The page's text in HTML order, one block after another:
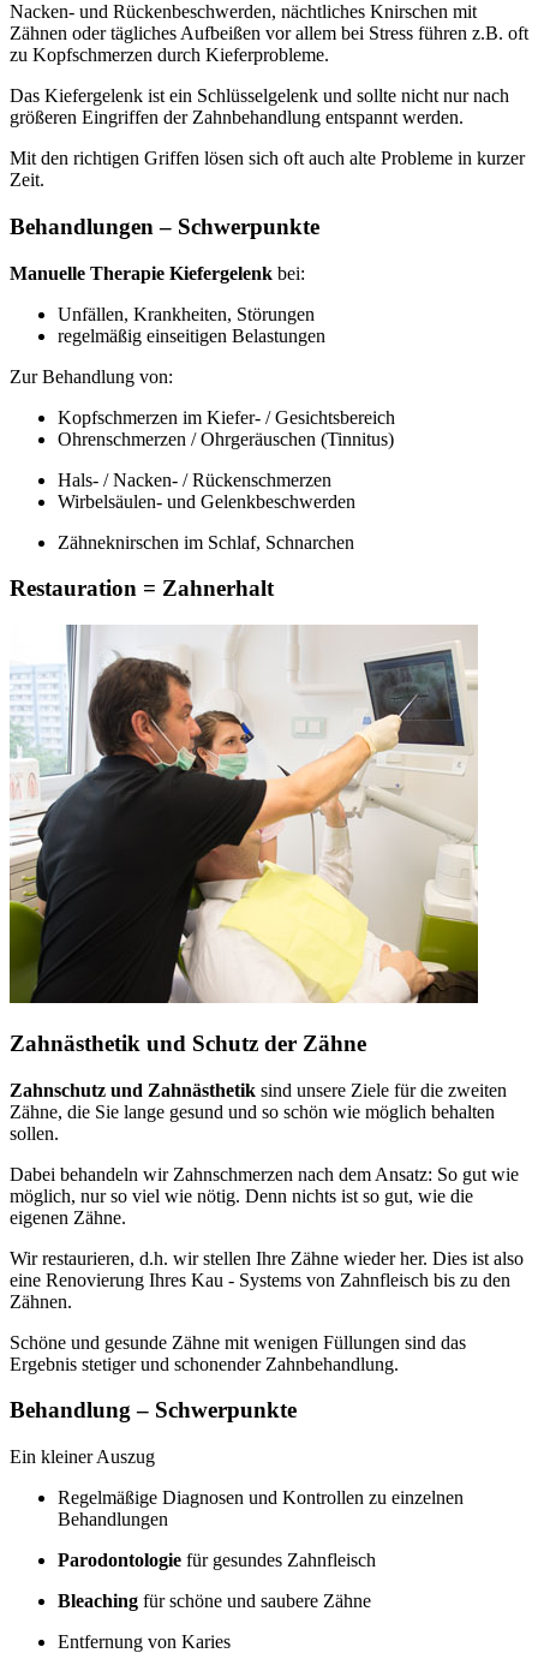
Nacken- und Rückenbeschwerden, nächtliches Knirschen mit
Zähnen oder tägliches Aufbeißen vor allem bei Stress führen z.B. oft
zu Kopfschmerzen durch Kieferprobleme.
Das Kiefergelenk ist ein Schlüsselgelenk und sollte nicht nur nach
größeren Eingriffen der Zahnbehandlung entspannt werden.
Mit den richtigen Griffen lösen sich oft auch alte Probleme in kurzer
Zeit.
Behandlungen – Schwerpunkte
Manuelle Therapie Kiefergelenk bei:
Unfällen, Krankheiten, Störungen
regelmäßig einseitigen Belastungen
Zur Behandlung von:
Kopfschmerzen im Kiefer- / Gesichtsbereich
Ohrenschmerzen / Ohrgeräuschen (Tinnitus)
Hals- / Nacken- / Rückenschmerzen
Wirbelsäulen- und Gelenkbeschwerden
Zähneknirschen im Schlaf, Schnarchen
Restauration = Zahnerhalt
Zahnästhetik und Schutz der Zähne
Zahnschutz und Zahnästhetik sind unsere Ziele für die zweiten
Zähne, die Sie lange gesund und so schön wie möglich behalten
sollen.
Dabei behandeln wir Zahnschmerzen nach dem Ansatz: So gut wie
möglich, nur so viel wie nötig. Denn nichts ist so gut, wie die
eigenen Zähne.
Wir restaurieren, d.h. wir stellen Ihre Zähne wieder her. Dies ist also
eine Renovierung Ihres Kau - Systems von Zahnfleisch bis zu den
Zähnen.
Schöne und gesunde Zähne mit wenigen Füllungen sind das
Ergebnis stetiger und schonender Zahnbehandlung.
Behandlung – Schwerpunkte
Ein kleiner Auszug
Regelmäßige Diagnosen und Kontrollen zu einzelnen
Behandlungen
Parodontologie für gesundes Zahnfleisch
Bleaching für schöne und saubere Zähne
Entfernung von Karies